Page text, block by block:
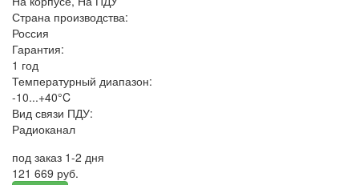
Страна производства:
Россия
Гарантия:
1 год
Температурный диапазон:
-10...+40°C
Вид связи ПДУ:
Радиоканал
под заказ 1-2 дня
121 669 руб.